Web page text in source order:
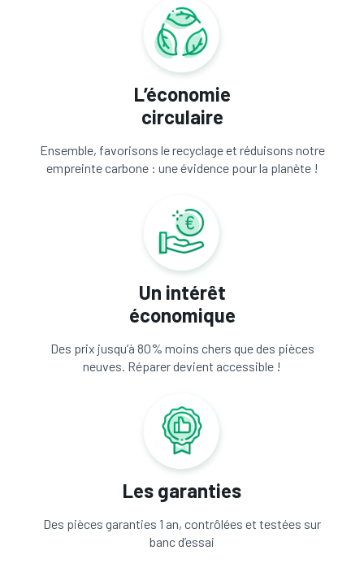
L’économie
circulaire
Ensemble, favorisons le recyclage et réduisons notre
empreinte carbone : une évidence pour la planète !
Un intérêt
économique
Des prix jusqu’à 80% moins chers que des pièces
neuves. Réparer devient accessible !
Les garanties
Des pièces garanties 1 an, contrôlées et testées sur
banc d’essai